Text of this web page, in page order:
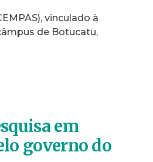
vinculado à
de Botucatu,
em
governo do